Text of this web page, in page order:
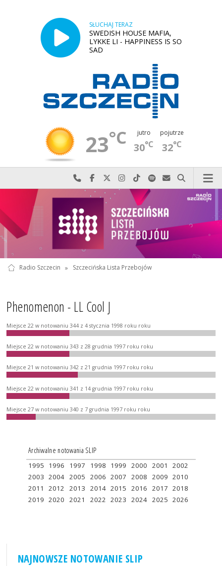
SŁUCHAJ TERAZ
SWEDISH HOUSE MAFIA,
LYKKE LI - HAPPINESS IS SO
SAD
23°C jutro
30°C
pojutrze
32°C
Najlepiej po prostu do nas zadzwoń
Odwiedź nas na Facebook-u
Odwiedź nas na X
Odwiedź nas na Instagram-ie
Odwiedź nas na TikTok-u
Szukaj nas na Spotify
Wyślij do nas
Szukaj
Radio Szczecin » Szczecińska Lista Przebojów
Phenomenon - LL Cool J
Miejsce 22 w notowaniu 344 z 4 stycznia 1998 roku roku
Miejsce 22 w notowaniu 343 z 28 grudnia 1997 roku roku
Miejsce 21 w notowaniu 342 z 21 grudnia 1997 roku roku
Miejsce 22 w notowaniu 341 z 14 grudnia 1997 roku roku
Miejsce 27 w notowaniu 340 z 7 grudnia 1997 roku roku
Archiwalne notowania SLIP
1995 1996 1997 1998 1999 2000 2001
2002
2003 2004 2005 2006 2007 2008 2009 2010
2011
2012 2013 2014 2015 2016 2017 2018
2019 2020 2021 2022 2023 2024 2025 2026
NAJNOWSZE NOTOWANIE SLIP